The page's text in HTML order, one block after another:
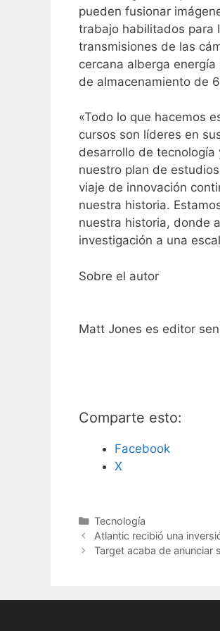
pueden fusionar
trabajo habilitados para
transmisiones de las
cercana alberga
de almacenamiento de
«Todo lo que hacemos
cursos son líderes en
desarrollo de
nuestro plan de
viaje de innovación
nuestra historia.
nuestra historia, donde
investigación a una
Sobre el autor
Matt Jones es editor
Comparte esto:
Facebook
X
C
a
t
Tecnología
Atlantic recibió una
Target acaba de anunciar